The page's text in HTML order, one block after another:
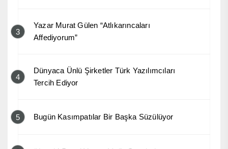
3
Yazar Murat Gülen “Atlıkarıncaları
Affediyorum”
4
Dünyaca Ünlü Şirketler Türk Yazılımcıları
Tercih Ediyor
5 Bugün Kasımpatılar Bir Başka Süzülüyor